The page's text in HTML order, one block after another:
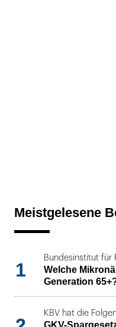
Meistgelesene
1
Bundesinstitut für
Welche
Generation
KBV hat die
GKV-